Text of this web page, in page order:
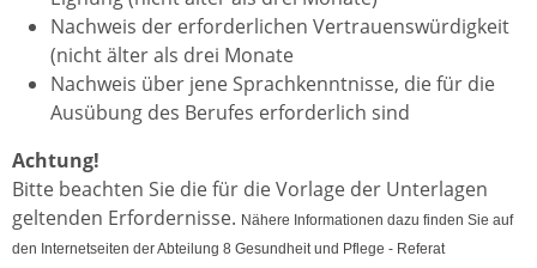
Nachweis der erforderlichen Vertrauenswürdigkeit
(nicht älter als drei Monate
Nachweis über jene Sprachkenntnisse, die für die
Ausübung des Berufes erforderlich sind
Achtung!
Bitte beachten Sie die für die Vorlage der Unterlagen
geltenden Erfordernisse. Nähere Informationen dazu finden Sie auf
den Internetseiten der Abteilung 8 Gesundheit und Pflege - Referat